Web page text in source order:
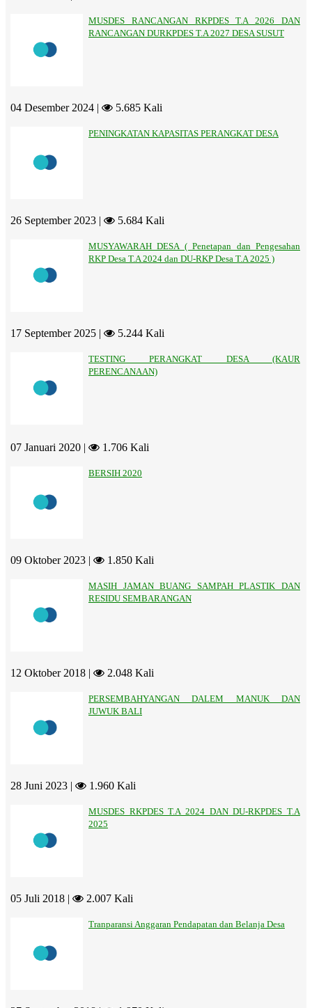
MUSDES RANCANGAN RKPDES T.A 2026 DAN
RANCANGAN DURKPDES T.A 2027 DESA SUSUT
04 Desember 2024 | 5.685 Kali
PENINGKATAN KAPASITAS PERANGKAT DESA
26 September 2023 | 5.684 Kali
MUSYAWARAH DESA ( Penetapan dan Pengesahan
RKP Desa T.A 2024 dan DU-RKP Desa T.A 2025 )
17 September 2025 | 5.244 Kali
TESTING PERANGKAT DESA (KAUR
PERENCANAAN)
07 Januari 2020 | 1.706 Kali
BERSIH 2020
09 Oktober 2023 | 1.850 Kali
MASIH JAMAN BUANG SAMPAH PLASTIK DAN
RESIDU SEMBARANGAN
12 Oktober 2018 | 2.048 Kali
PERSEMBAHYANGAN DALEM MANUK DAN
JUWUK BALI
28 Juni 2023 | 1.960 Kali
MUSDES RKPDES T.A 2024 DAN DU-RKPDES T.A
2025
05 Juli 2018 | 2.007 Kali
Tranparansi Anggaran Pendapatan dan Belanja Desa